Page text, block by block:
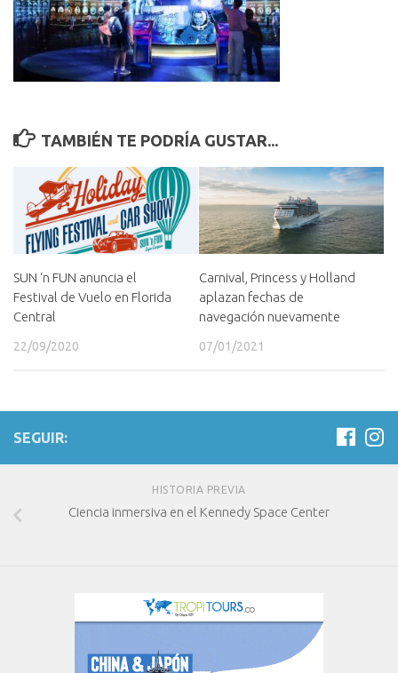
TAMBIÉN TE PODRÍA GUSTAR...
SUN ‘n FUN anuncia el
Festival de Vuelo en Florida
Central
22/09/2020
Carnival, Princess y Holland
aplazan fechas de
navegación nuevamente
07/01/2021
SEGUIR:
HISTORIA PREVIA
Ciencia inmersiva en el Kennedy Space Center